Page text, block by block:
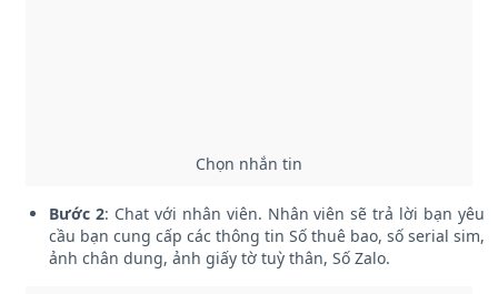
Chọn nhắn tin
Bước 2: Chat với nhân viên. Nhân viên sẽ trả lời bạn yêu
cầu bạn cung cấp các thông tin Số thuê bao, số serial sim,
ảnh chân dung, ảnh giấy tờ tuỳ thân, Số Zalo.